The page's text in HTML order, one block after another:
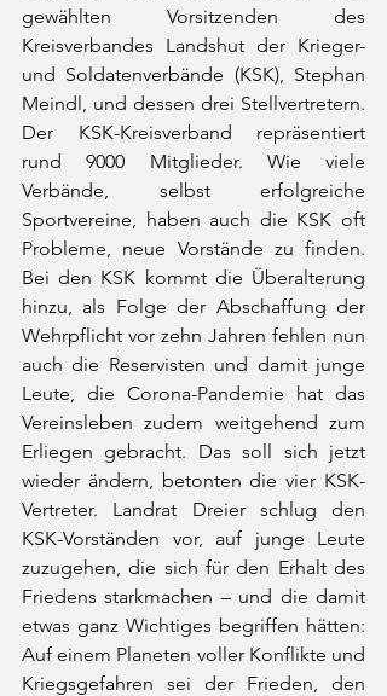
gewählten Vorsitzenden des
Kreisverbandes Landshut der Krieger-
und Soldatenverbände (KSK), Stephan
Meindl, und dessen drei Stellvertretern.
Der KSK-Kreisverband repräsentiert
rund 9000 Mitglieder. Wie viele
Verbände, selbst erfolgreiche
Sportvereine, haben auch die KSK oft
Probleme, neue Vorstände zu finden.
Bei den KSK kommt die Überalterung
hinzu, als Folge der Abschaffung der
Wehrpflicht vor zehn Jahren fehlen nun
auch die Reservisten und damit junge
Leute, die Corona-Pandemie hat das
Vereinsleben zudem weitgehend zum
Erliegen gebracht. Das soll sich jetzt
wieder ändern, betonten die vier KSK-
Vertreter. Landrat Dreier schlug den
KSK-Vorständen vor, auf junge Leute
zuzugehen, die sich für den Erhalt des
Friedens starkmachen – und die damit
etwas ganz Wichtiges begriffen hätten:
Auf einem Planeten voller Konflikte und
Kriegsgefahren sei der Frieden, den